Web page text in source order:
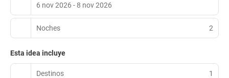
6 nov 2026 - 8 nov 2026
Noches 2
Esta idea incluye
Destinos 1